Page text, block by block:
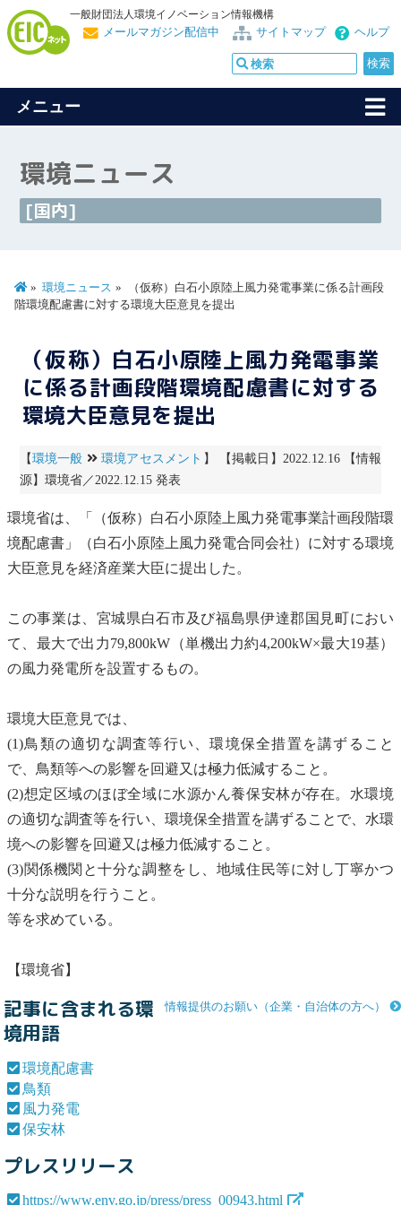
一般財団法人環境イノベーション情報機構
ヘルプ
サイトマップ
メールマガジン配信中
メニュー
環境ニュース
[国内]
環境ニュース
（仮称）白石小原陸上風力発電事業に係る計画段
階環境配慮書に対する環境大臣意見を提出
（仮称）白石小原陸上風力発電事業
に係る計画段階環境配慮書に対する
環境大臣意見を提出
【環境一般 環境アセスメント 】 【掲載日】2022.12.16 【情報
源】環境省／2022.12.15 発表
環境省は、「（仮称）白石小原陸上 風力発電事業計画段階環
境配慮書 」（白石小原陸上 風力発電合同会社）に対する環境
大臣意見を経済産業大臣に提出した。
この事業は、宮城県白石市及び福島県伊達郡国見町におい
て、最大で出力79,800kW（単機出力約4,200kW×最大19基）
の風力発電所を設置するもの。
環境大臣意見では、
(1)鳥類の適切な調査等行い、環境保全措置を講ずること
で、 鳥類等への影響を回避又は極力低減すること。
(2)想定区域のほぼ全域に水源かん養保安林が存在。水環境
の適切な調査等を行い、環境保全措置を講ずることで、水環
境への影響を回避又は極力低減すること。
(3)関係機関と十分な調整をし、地域住民等に対し丁寧かつ
十分な説明を行うこと。
等を求めている。
【環境省】
情報提供のお願い（企業・自治体の方へ）
記事に含まれる環
境用語
環境配慮書
鳥類
風力発電
保安林
プレスリリース
https://www.env.go.jp/press/press_00943.html